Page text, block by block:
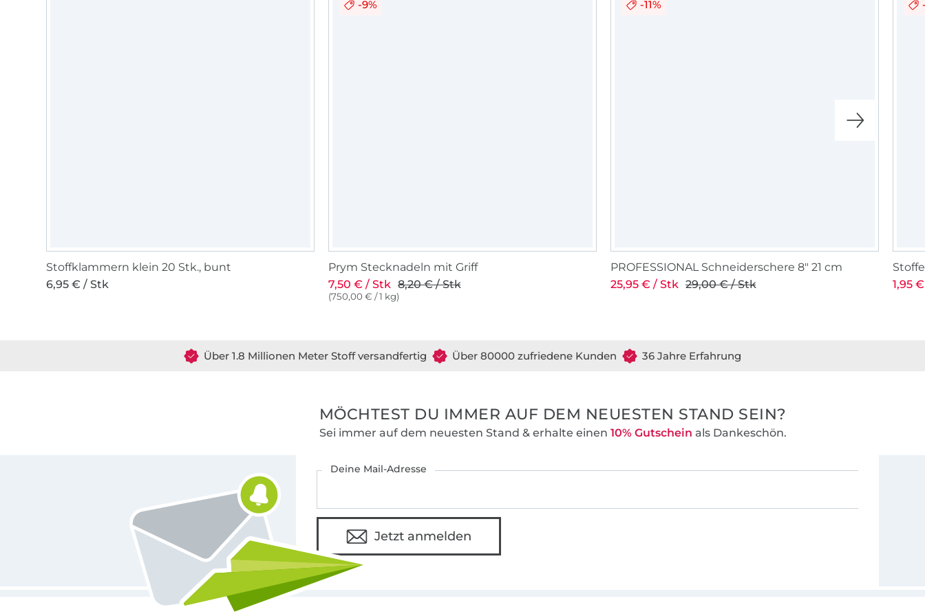
Stoffklammern klein 20 Stk., bunt
6,95 € / Stk
-9%
Prym Stecknadeln mit Griff
7,50 € / Stk 8,20 € / Stk
(750,00 € / 1 kg)
-11%
PROFESSIONAL Schneiderschere 8" 21 cm
25,95 € / Stk 29,00 € / Stk
1,95
Über 1.8 Millionen Meter Stoff versandfertig Über 80000 zufriedene Kunden 36 Jahre Erfahrung
MÖCHTEST DU IMMER AUF DEM NEUESTEN STAND SEIN?
Sei immer auf dem neuesten Stand & erhalte einen 10% Gutschein als Dankeschön.
Deine Mail-Adresse
Jetzt anmelden